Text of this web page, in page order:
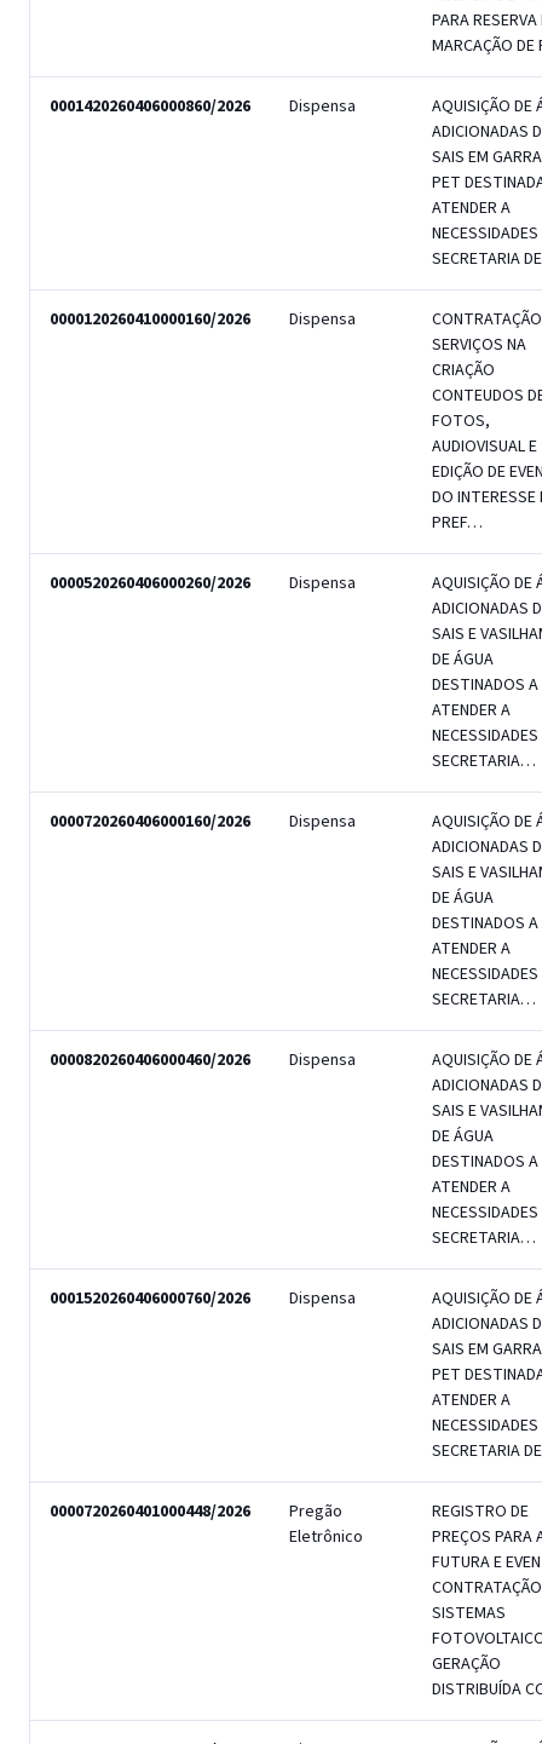
PARA RESERVA
MARCAÇÃO
0001420260406000860/2026 Dispensa
AQUISIÇÃO DE
ADICIONADAS
SAIS EM
PET
ATENDER A
SECRETARIA
0000120260410000160/2026 Dispensa
SERVIÇOS NA
CRIAÇÃO
CONTEUDOS
FOTOS,
AUDIOVISUAL E
EDIÇÃO DE
DO INTERESSE
PREF…
0000520260406000260/2026 Dispensa
AQUISIÇÃO DE
ADICIONADAS
SAIS E
DE ÁGUA
DESTINADOS A
ATENDER A
SECRETARIA…
0000720260406000160/2026 Dispensa
AQUISIÇÃO DE
ADICIONADAS
SAIS E
DE ÁGUA
DESTINADOS A
ATENDER A
SECRETARIA…
0000820260406000460/2026 Dispensa
AQUISIÇÃO DE
ADICIONADAS
SAIS E
DE ÁGUA
DESTINADOS A
ATENDER A
SECRETARIA…
0001520260406000760/2026 Dispensa
AQUISIÇÃO DE
ADICIONADAS
SAIS EM
PET
ATENDER A
SECRETARIA
0000720260401000448/2026
Pregão
Eletrônico
REGISTRO DE
PREÇOS PARA
FUTURA E
SISTEMAS
GERAÇÃO
DISTRIBUÍDA